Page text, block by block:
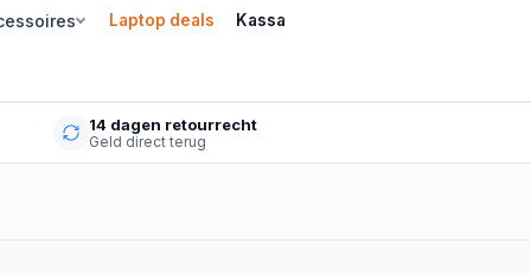
Laptop deals Kassa
14 dagen retourrecht
Geld direct terug